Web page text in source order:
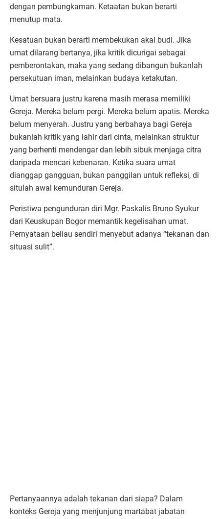
dengan pembungkaman. Ketaatan bukan berarti
menutup mata.
Kesatuan bukan berarti membekukan akal budi. Jika
umat dilarang bertanya, jika kritik dicurigai sebagai
pemberontakan, maka yang sedang dibangun bukanlah
persekutuan iman, melainkan budaya ketakutan.
Umat bersuara justru karena masih merasa memiliki
Gereja. Mereka belum pergi. Mereka belum apatis. Mereka
belum menyerah. Justru yang berbahaya bagi Gereja
bukanlah kritik yang lahir dari cinta, melainkan struktur
yang berhenti mendengar dan lebih sibuk menjaga citra
daripada mencari kebenaran. Ketika suara umat
dianggap gangguan, bukan panggilan untuk refleksi, di
situlah awal kemunduran Gereja.
Peristiwa pengunduran diri Mgr. Paskalis Bruno Syukur
dari Keuskupan Bogor memantik kegelisahan umat.
Pernyataan beliau sendiri menyebut adanya “tekanan dan
situasi sulit”.
Pertanyaannya adalah tekanan dari siapa? Dalam
konteks Gereja yang menjunjung martabat jabatan